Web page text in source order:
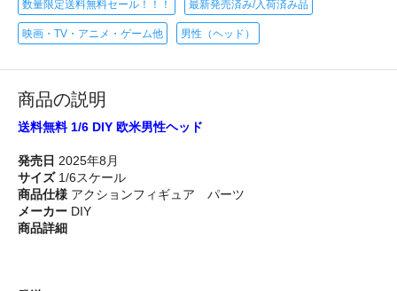
数量限定送料無料セール！！！ 最新発売済み/入荷済み品
映画・TV・アニメ・ゲーム他 男性（ヘッド）
商品の説明
送料無料 1/6 DIY 欧米男性ヘッド
発売日 2025年8月
サイズ1/6スケール
商品仕様 アクションフィギュア パーツ
メーカー DIY
商品詳細